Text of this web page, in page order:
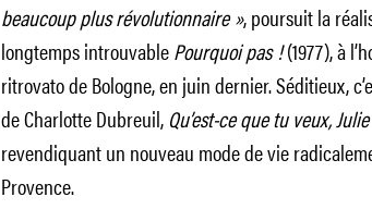
beaucoup plus révolutionnaire », poursuit la
longtemps introuvablePourquoi pas !(1977), à
ritrovato de Bologne, en juin dernier. Séditieux,
de Charlotte Dubreuil, Qu’est-ce que tu veux,
revendiquant un nouveau mode de vie
Provence.